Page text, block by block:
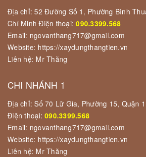
Địa chỉ: 52 Đường Số 1, Phường Bình
Chí Minh Điện thoại:090.3399.568
Email: ngovanthang717@gmail.com
Website: https://xaydungthangtien.vn
Liên hệ: Mr Thăng
CHI NHÁNH 1
Địa chỉ: Số 70 Lữ Gia, Phường 15, Quận
Điện thoại: 090.3399.568
Email: ngovanthang717@gmail.com
Website: https://xaydungthangtien.vn
Liên hệ: Mr Thăng